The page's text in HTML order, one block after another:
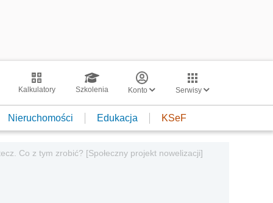
Kalkulatory Szkolenia Konto Serwisy
Nieruchomości Edukacja KSeF
Co z tym zrobić? [Społeczny projekt nowelizacji]